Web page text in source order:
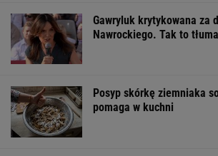
Gawryluk krytykowana za
Nawrockiego. Tak to
Posyp skórkę ziemniaka
pomaga w kuchni